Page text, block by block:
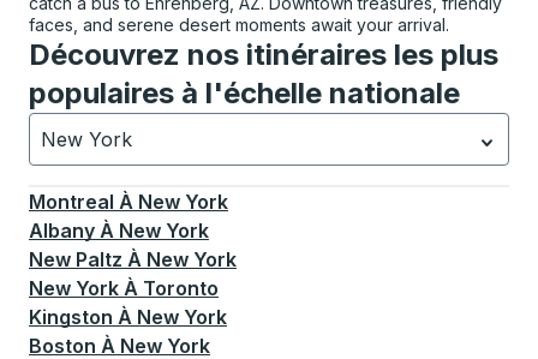
faces, and serene desert moments await your arrival.
Découvrez nos itinéraires les plus
populaires à l'échelle nationale
New York
Actuellement sélectionné: New York.La sélection est
Montreal À New York
Albany À New York
New Paltz À New York
New York À Toronto
Kingston À New York
Boston À New York